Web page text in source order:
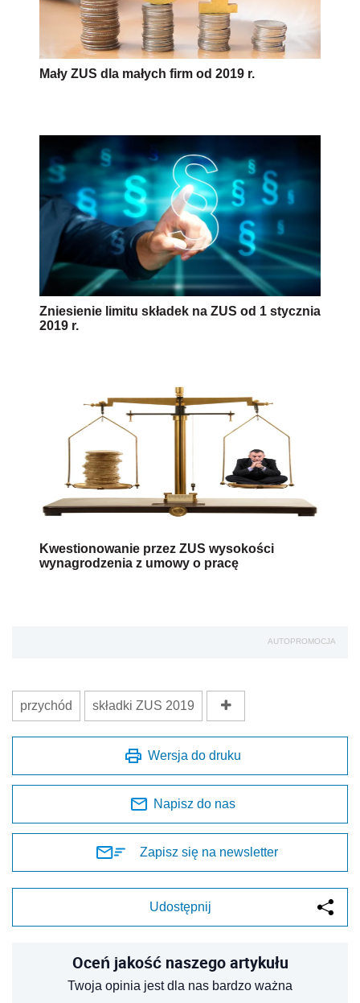
Kwestionowanie przez ZUS wysokości
AUTOPROMOCJA
przychód składki ZUS 2019
Udostępnij
Oceń jakość naszego artykułu
REKLAMA